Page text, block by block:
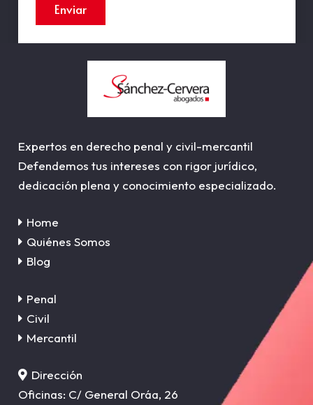
Enviar
Expertos en derecho penal y civil-mercantil
Defendemos tus intereses con rigor jurídico,
dedicación plena y conocimiento especializado.
Home
Quiénes Somos
Blog
Penal
Civil
Mercantil
Dirección
Oficinas: C/ General Oráa, 26